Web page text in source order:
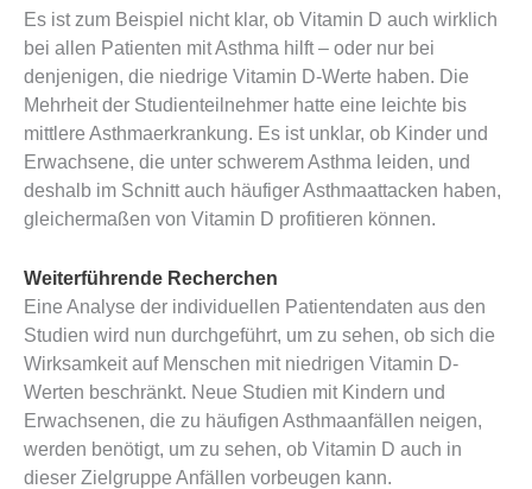
Es ist zum Beispiel nicht klar, ob Vitamin D auch wirklich
bei allen Patienten mit Asthma hilft – oder nur bei
denjenigen, die niedrige Vitamin D-Werte haben. Die
Mehrheit der Studienteilnehmer hatte eine leichte bis
mittlere Asthmaerkrankung. Es ist unklar, ob Kinder und
Erwachsene, die unter schwerem Asthma leiden, und
deshalb im Schnitt auch häufiger Asthmaattacken haben,
gleichermaßen von Vitamin D profitieren können.
Weiterführende Recherchen
Eine Analyse der individuellen Patientendaten aus den
Studien wird nun durchgeführt, um zu sehen, ob sich die
Wirksamkeit auf Menschen mit niedrigen Vitamin D-
Werten beschränkt. Neue Studien mit Kindern und
Erwachsenen, die zu häufigen Asthmaanfällen neigen,
werden benötigt, um zu sehen, ob Vitamin D auch in
dieser Zielgruppe Anfällen vorbeugen kann.